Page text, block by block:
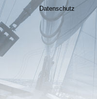
Datenschutz